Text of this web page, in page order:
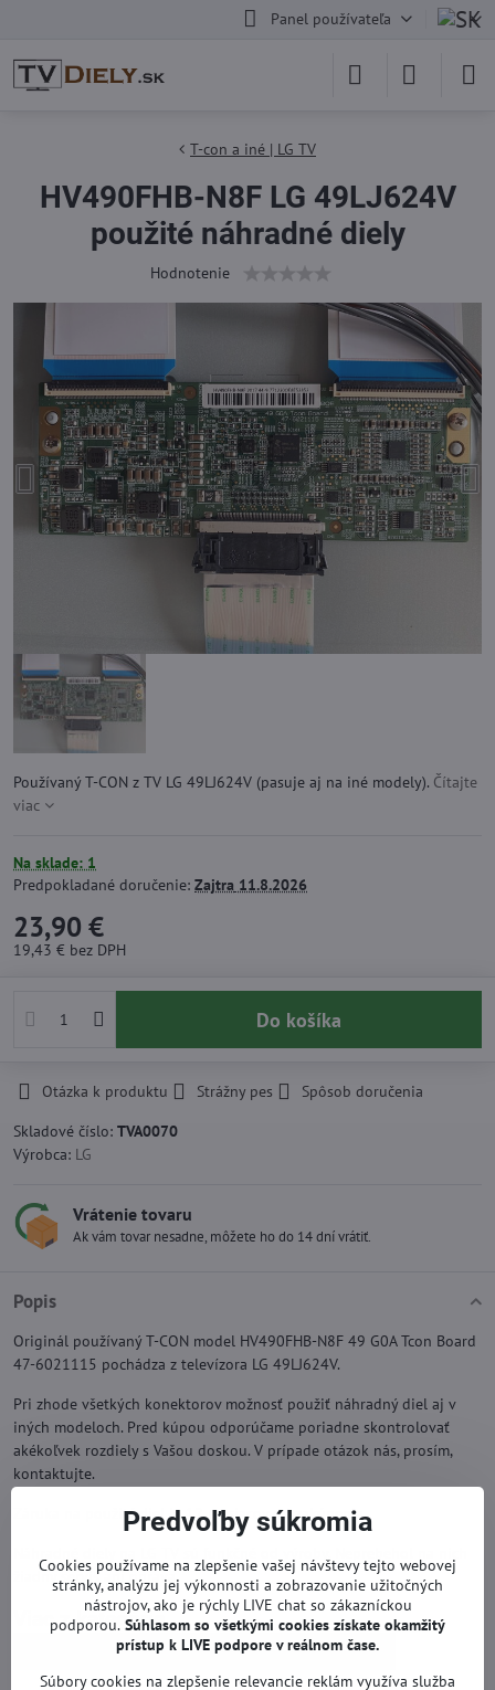
Panel používateľa
T-con a iné | LG TV
HV490FHB-N8F LG 49LJ624V
použité náhradné diely
Hodnotenie
Používaný T-CON z TV LG 49LJ624V (pasuje aj na iné modely). Čítajte
viac
Na sklade: 1
Predpokladané doručenie: Zajtra 11.8.2026
23,90 €
19,43 € bez DPH
Do košíka
Otázka k produktu Strážny pes
Spôsob doručenia
Skladové číslo: TVA0070
Výrobca: LG
Vrátenie tovaru
Ak vám tovar nesadne, môžete ho do 14 dní vrátiť.
Popis
Originál používaný T-CON model HV490FHB-N8F 49 G0A Tcon Board
47-6021115 pochádza z televízora LG 49LJ624V.
Pri zhode všetkých konektorov možnosť použiť náhradný diel aj v
iných modeloch. Pred kúpou odporúčame poriadne skontrolovať
akékoľvek rozdiely s Vašou doskou. V prípade otázok nás, prosím,
kontaktujte.
Záruka na použitý diel je 12 mesiacov od zakúpenia.
žiadny servis ani oprava.
Viac z kategórie
Náhradné diely | LG TV T-con a iné | LG TV
Predvoľby súkromia
Cookies používame na zlepšenie vašej návštevy tejto webovej
stránky, analýzu jej výkonnosti a zobrazovanie užitočných
nástrojov, ako je rýchly LIVE chat so zákazníckou
podporou. Súhlasom so všetkými cookies získate okamžitý
prístup k LIVE podpore v reálnom čase.
Súbory cookies na zlepšenie relevancie reklám využíva služba